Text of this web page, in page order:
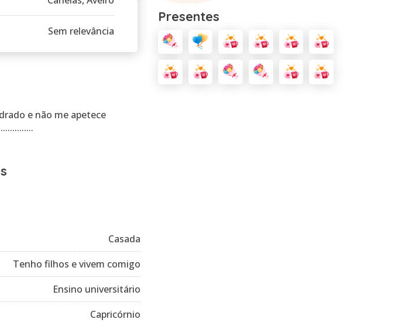
Sem relevância
e não me apetece
Casada
Tenho filhos e vivem comigo
Ensino universitário
Capricórnio
Presentes